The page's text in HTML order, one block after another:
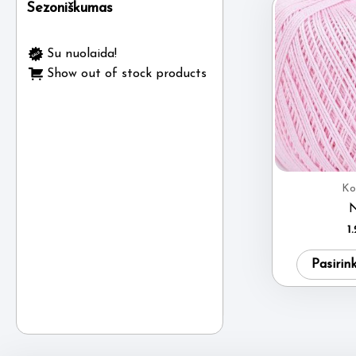
Sezoniškumas
Su nuolaida!
Show out of stock products